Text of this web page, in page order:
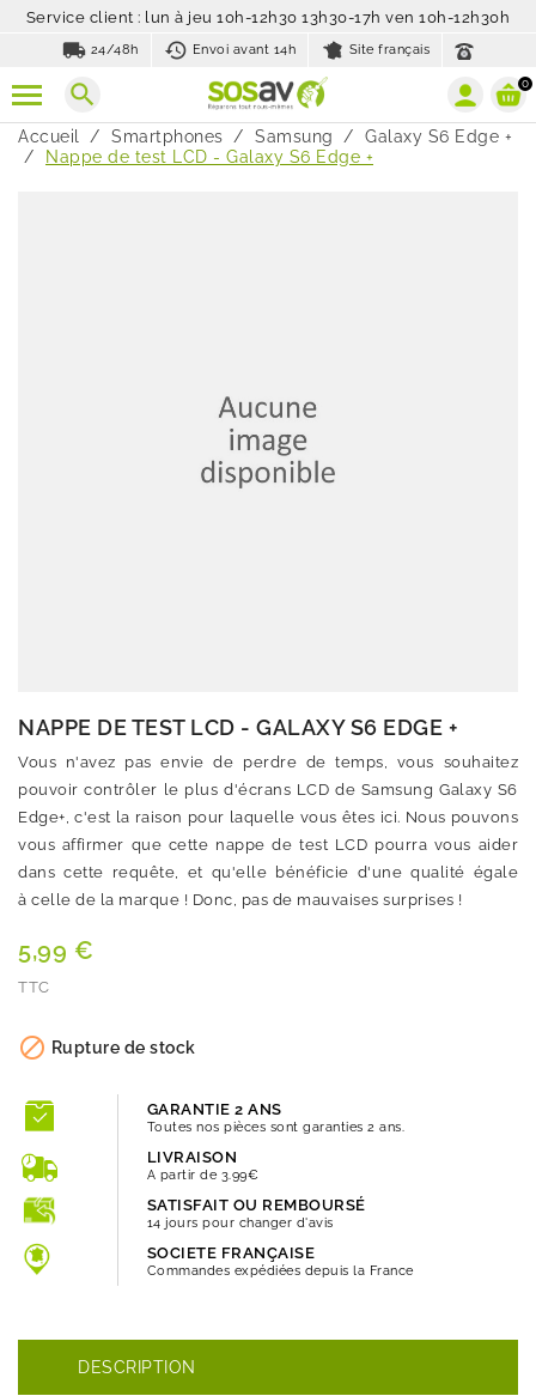
Service client : lun à jeu 10h-12h30 13h30-17h ven 10h-12h30h
local_shipping 24/48h history_toggle_off
Envoi avant 14h Site français
search 0
Accueil Smartphones Samsung
Galaxy S6 Edge +
Nappe de test LCD - Galaxy S6 Edge +
NAPPE DE TEST LCD - GALAXY S6 EDGE +
Vous n'avez pas envie de perdre de temps, vous souhaitez
pouvoir contrôler le plus d'écrans LCD de Samsung Galaxy S6
Edge+, c'est la raison pour laquelle vous êtes ici. Nous pouvons
vous affirmer que cette nappe de test LCD pourra vous aider
dans cette requête, et qu'elle bénéficie d'une qualité égale
à celle de la marque ! Donc, pas de mauvaises surprises !
5,99 €
TTC
 Rupture de stock
GARANTIE 2 ANS
Toutes nos pièces sont garanties 2 ans.
LIVRAISON
A partir de 3.99€
SATISFAIT OU REMBOURSÉ
14 jours pour changer d'avis
SOCIETE FRANÇAISE
Commandes expédiées depuis la France
DESCRIPTION